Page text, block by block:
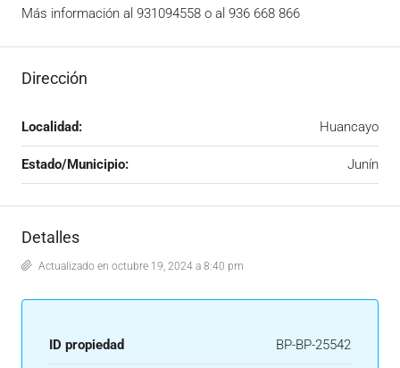
Más información al 931094558 o al 936 668 866
Dirección
Localidad: Huancayo
Estado/Municipio: Junín
Detalles
Actualizado en octubre 19, 2024 a 8:40 pm
ID propiedad BP-BP-25542